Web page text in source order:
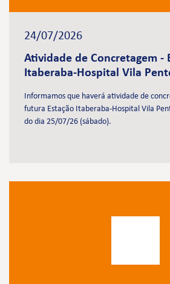
24/07/2026
Atividade de Concretagem -
Itaberaba-Hospital Vila
Informamos que haverá atividade de
futura Estação Itaberaba-Hospital Vila
do dia 25/07/26 (sábado).